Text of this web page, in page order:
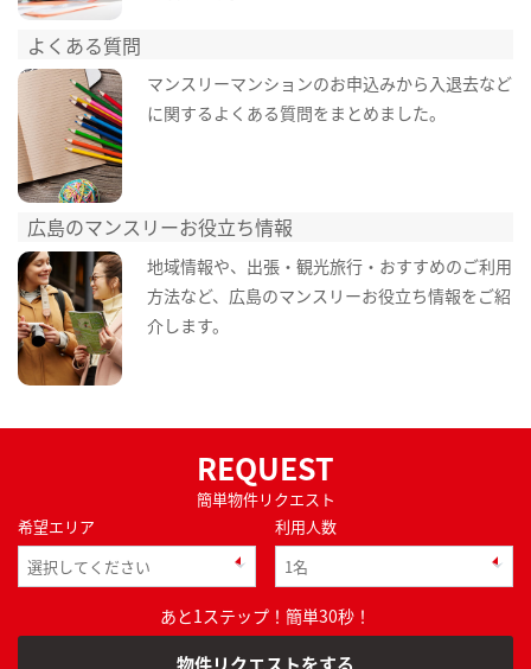
よくある質問
マンスリーマンションのお申込みから入退去など
に関するよくある質問をまとめました。
広島のマンスリーお役立ち情報
地域情報や、出張・観光旅行・おすすめのご利用
方法など、広島のマンスリーお役立ち情報をご紹
介します。
REQUEST
簡単物件リクエスト
希望エリア
利用人数
あと1ステップ！簡単30秒！
物件リクエストをする